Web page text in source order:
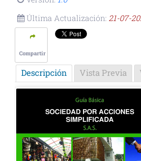
Última Actualización: 21-07-
Compartir
Descripción Vista Previa